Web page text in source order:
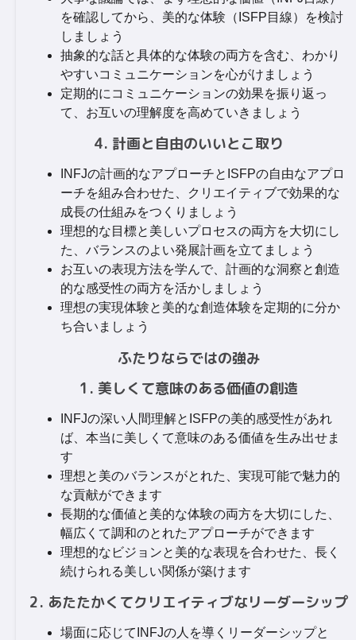
を確認してから、美的な体験（ISFP目線）を検討
しましょう
抽象的な話と具体的な体験の両方を含む、わかり
やすいコミュニケーションを心がけましょう
定期的にコミュニケーションの効果を振り返っ
て、お互いの理解度を高めていきましょう
4. 計画と自由のいいとこ取り
INFJの計画的なアプローチとISFPの自由なアプロ
ーチを組み合わせた、クリエイティブで効果的な
成長の仕組みをつくりましょう
理想的な目標と美しいプロセスの両方を大切にし
た、バランスのよい発展計画を立てましょう
お互いの表現方法を学んで、計画的な洞察と創造
的な感受性の両方を活かしましょう
理想の実現体験と美的な創造体験を定期的に分か
ち合いましょう
ふたりならではの強み
1. 美しくて意味のある価値の創造
INFJの深い人間理解とISFPの美的感受性があれ
ば、本当に美しくて意味のある価値を生み出せま
す
理想と美のバランスがとれた、実現可能で魅力的
な貢献ができます
長期的な価値と美的な体験の両方を大切にした、
幅広くて調和のとれたアプローチができます
理想的なビジョンと美的な表現を合わせた、長く
続けられる美しい関係が築けます
2. あたたかくてクリエイティブなリーダーシップ
場面に応じてINFJの人を導くリーダーシップと